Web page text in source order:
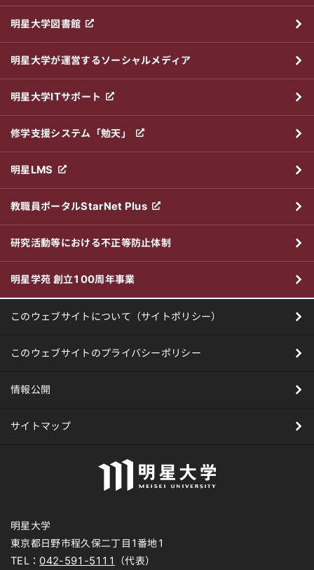
明星大学図書館
明星大学が運営するソーシャルメディア
明星大学ITサポート
修学支援システム「勉天」
明星LMS
教職員ポータルStarNet Plus
研究活動等における不正等防止体制
明星学苑 創立100周年事業
このウェブサイトについて（サイトポリシー）
このウェブサイトのプライバシーポリシー
情報公開
サイトマップ
明星大学
東京都日野市程久保二丁目1番地1
TEL： 042-591-5111 （代表）